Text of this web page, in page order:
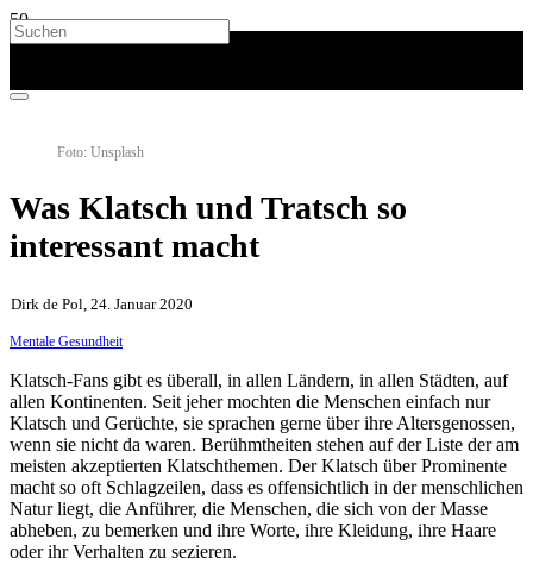
Foto: Unsplash
Was Klatsch und Tratsch so
interessant macht
Dirk de Pol, 24. Januar 2020
Mentale Gesundheit
Klatsch-Fans gibt es überall, in allen Ländern, in allen Städten, auf
allen Kontinenten. Seit jeher mochten die Menschen einfach nur
Klatsch und Gerüchte, sie sprachen gerne über ihre Altersgenossen,
wenn sie nicht da waren. Berühmtheiten stehen auf der Liste der am
meisten akzeptierten Klatschthemen. Der Klatsch über Prominente
macht so oft Schlagzeilen, dass es offensichtlich in der menschlichen
Natur liegt, die Anführer, die Menschen, die sich von der Masse
abheben, zu bemerken und ihre Worte, ihre Kleidung, ihre Haare
oder ihr Verhalten zu sezieren.